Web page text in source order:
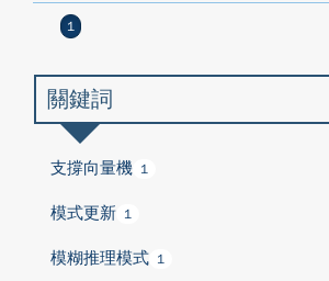
1
關鍵詞
支撐向量機 1
模式更新 1
模糊推理模式 1